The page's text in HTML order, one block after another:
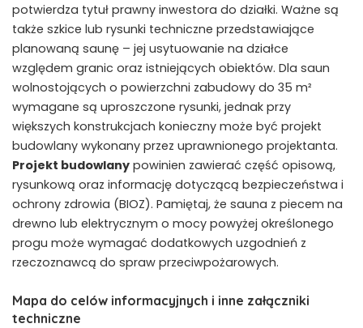
potwierdza tytuł prawny inwestora do działki. Ważne są
także szkice lub rysunki techniczne przedstawiające
planowaną saunę – jej usytuowanie na działce
względem granic oraz istniejących obiektów. Dla saun
wolnostojących o powierzchni zabudowy do 35 m²
wymagane są uproszczone rysunki, jednak przy
większych konstrukcjach konieczny może być projekt
budowlany wykonany przez uprawnionego projektanta.
Projekt budowlany powinien zawierać część opisową,
rysunkową oraz informację dotyczącą bezpieczeństwa i
ochrony zdrowia (BIOZ). Pamiętaj, że sauna z piecem na
drewno lub elektrycznym o mocy powyżej określonego
progu może wymagać dodatkowych uzgodnień z
rzeczoznawcą do spraw przeciwpożarowych.
Mapa do celów informacyjnych i inne załączniki
techniczne